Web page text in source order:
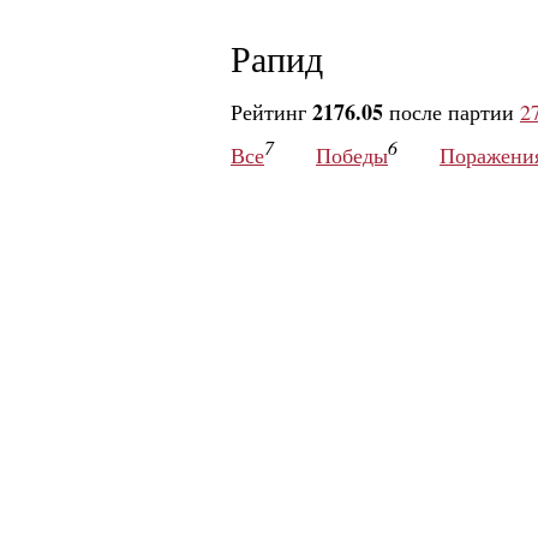
Рапид
Рейтинг 2176.05 после партии
Все7 Победы6